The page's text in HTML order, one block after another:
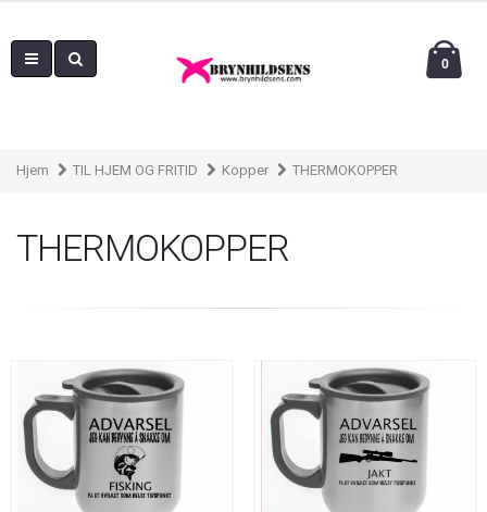
0
Hjem TIL HJEM OG FRITID Kopper THERMOKOPPER
THERMOKOPPER